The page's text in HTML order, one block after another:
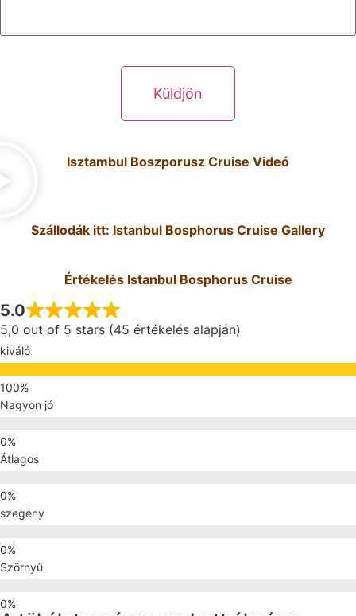
Isztambul Boszporusz Cruise Videó
Szállodák itt: Istanbul Bosphorus Cruise Gallery
Értékelés Istanbul Bosphorus Cruise
5.0
5,0 out of 5 stars (45 értékelés alapján)
kiváló
Nagyon jó
Átlagos
szegény
Szörnyű